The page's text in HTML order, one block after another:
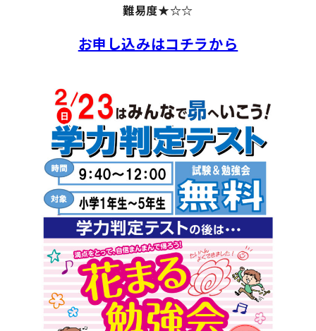
難易度★☆☆
お申し込みはコチラから